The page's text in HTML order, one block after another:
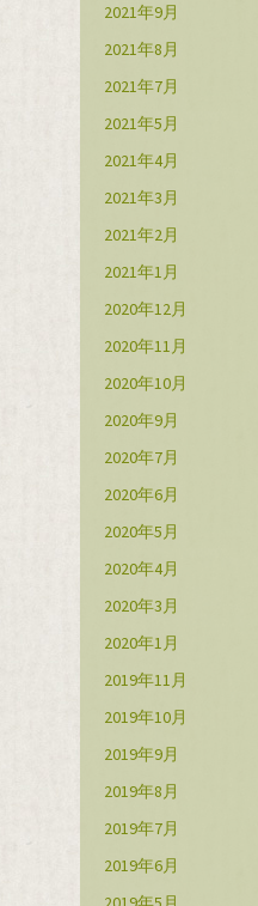
2021年9月
2021年8月
2021年7月
2021年5月
2021年4月
2021年3月
2021年2月
2021年1月
2020年12月
2020年11月
2020年10月
2020年9月
2020年7月
2020年6月
2020年5月
2020年4月
2020年3月
2020年1月
2019年11月
2019年10月
2019年9月
2019年8月
2019年7月
2019年6月